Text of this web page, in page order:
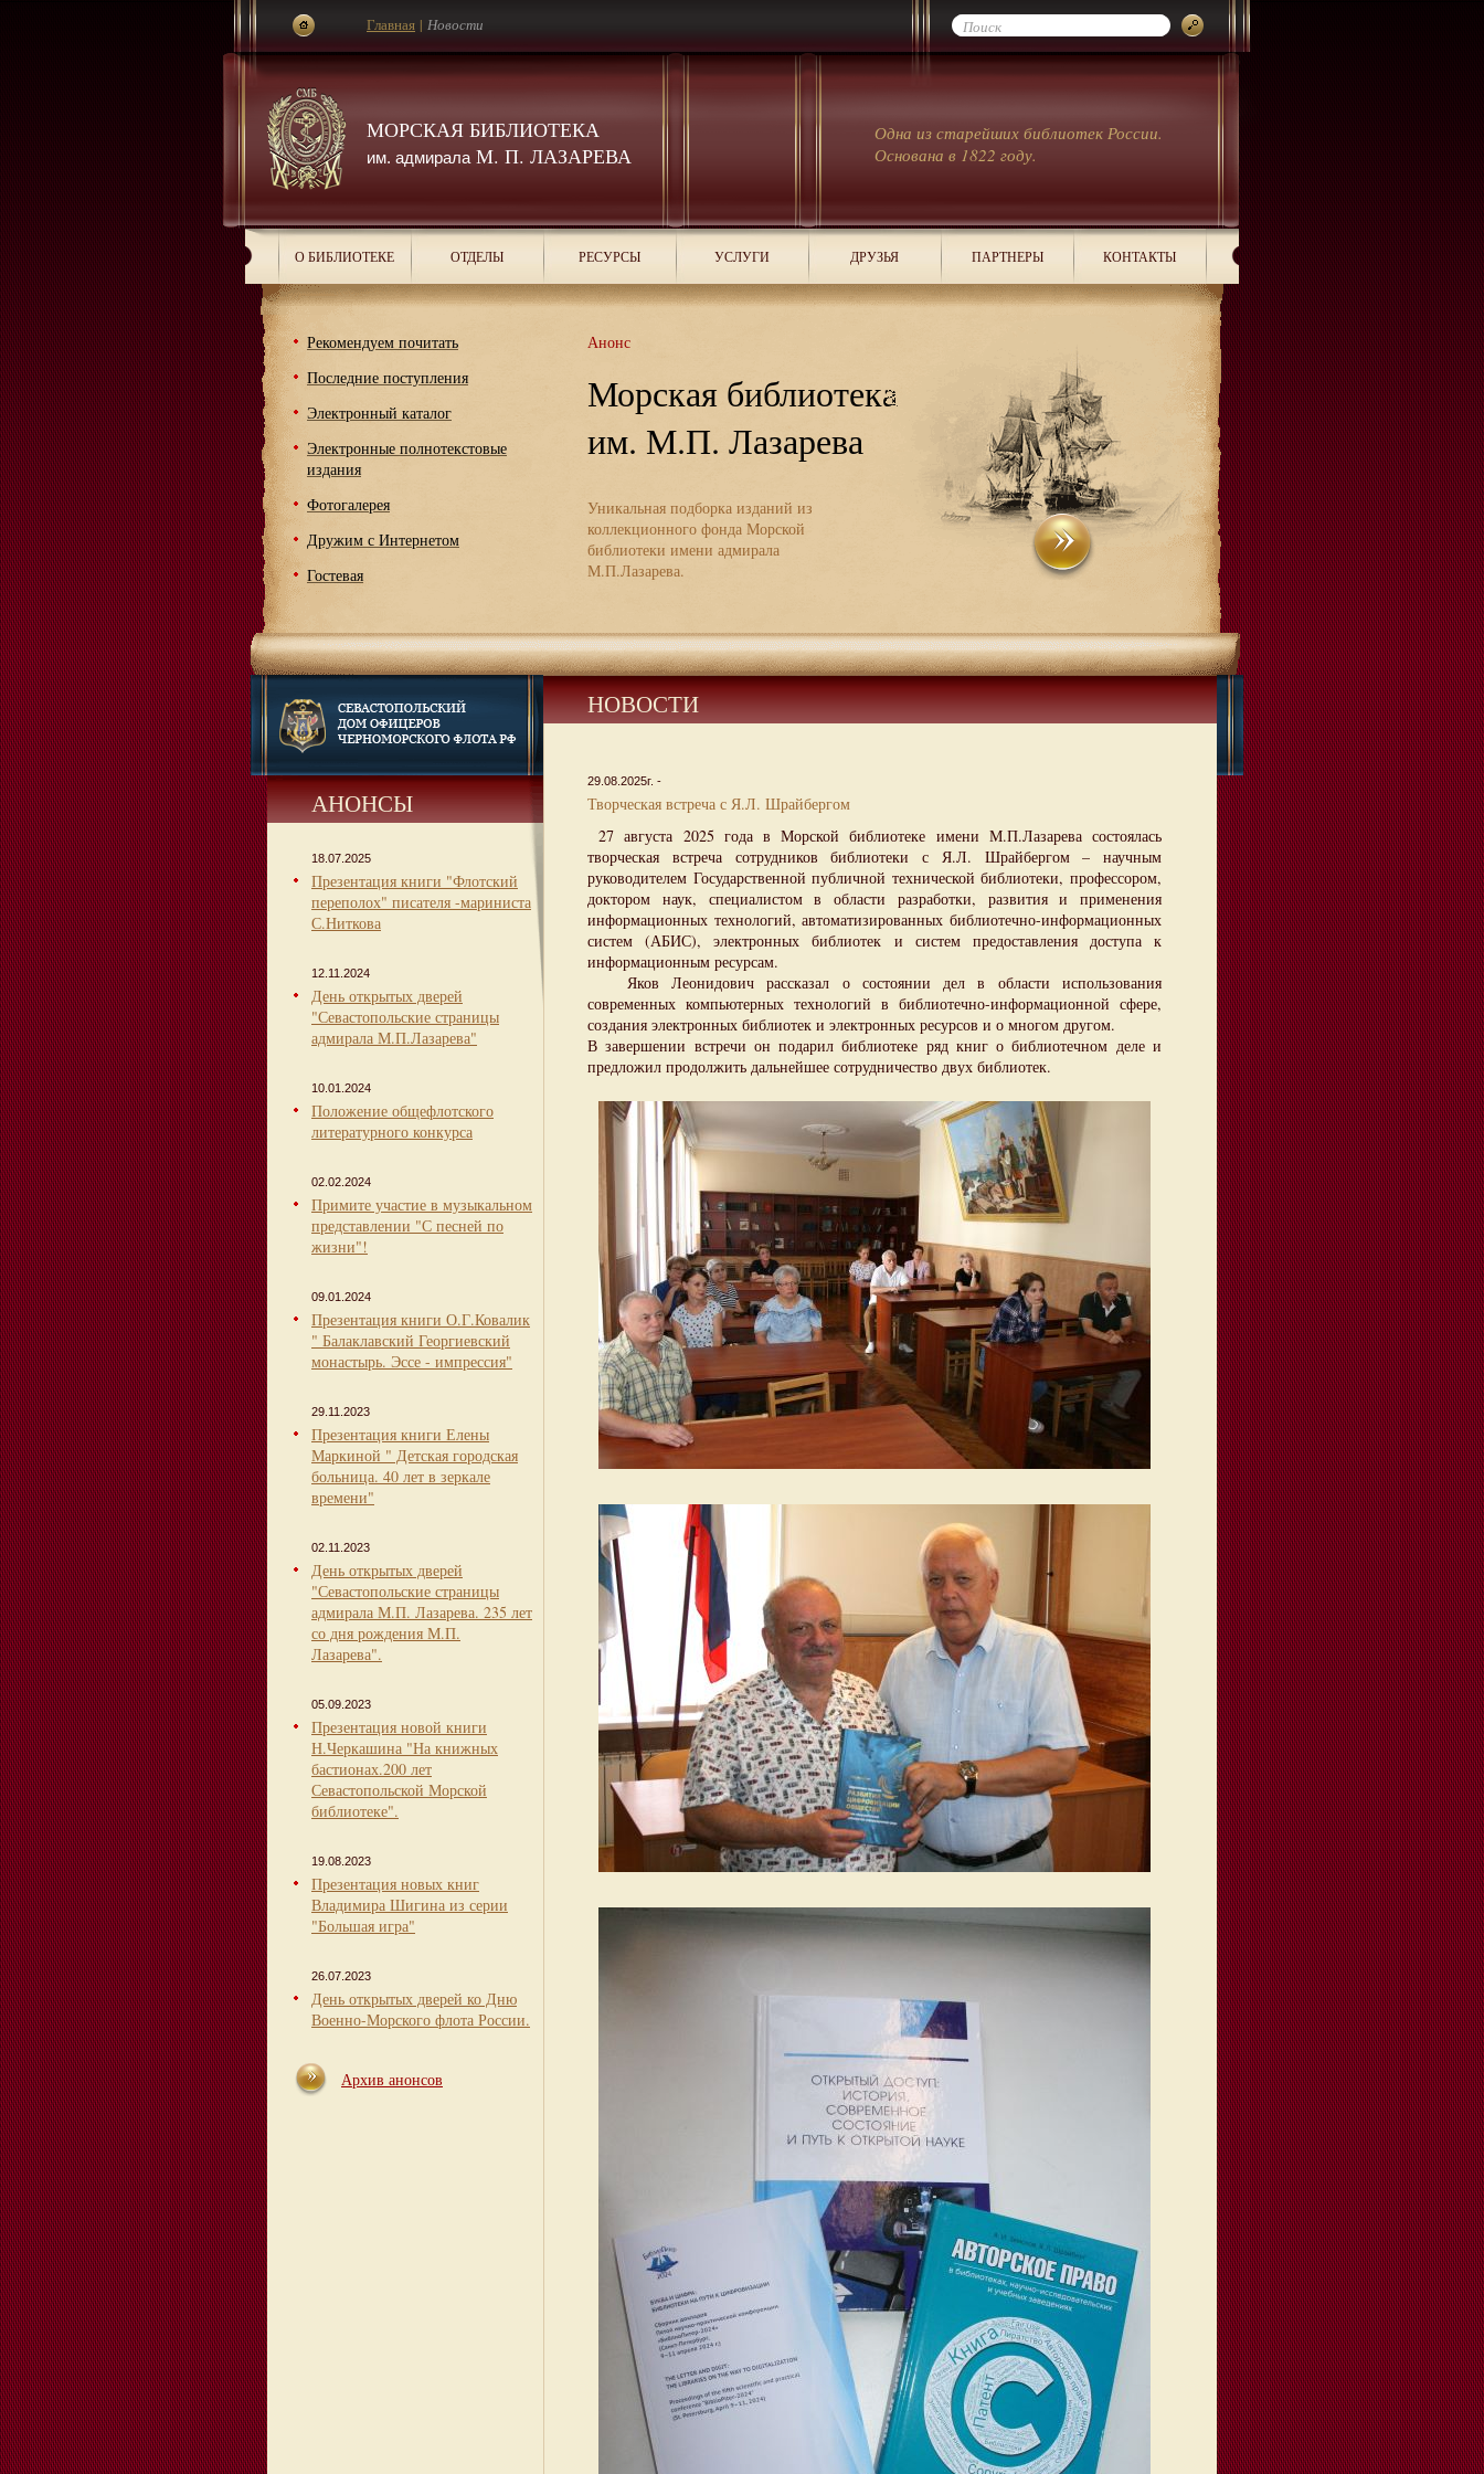
МОРСКАЯ БИБЛИОТЕКА
им. адмиралаМ. П. ЛАЗАРЕВА
Одна из старейших библиотек России.
Основана в 1822 году.
Главная | Новости
О БИБЛИОТЕКЕ ОТДЕЛЫ РЕСУРСЫ УСЛУГИ ДРУЗЬЯ ПАРТНЕРЫ КОНТАКТЫ
Рекомендуем почитать
Последние поступления
Электронный каталог
Электронные полнотекстовые
издания
Фотогалерея
Дружим с Интернетом
Гостевая
Анонс
Морская библиотека
им. М.П. Лазарева
Уникальная подборка изданий из
коллекционного фонда Морской
библиотеки имени адмирала
М.П.Лазарева.
АНОНСЫ
18.07.2025
Презентация книги "Флотский
переполох" писателя -мариниста
С.Ниткова
12.11.2024
День открытых дверей
"Севастопольские страницы
адмирала М.П.Лазарева"
10.01.2024
Положение общефлотского
литературного конкурса
02.02.2024
Примите участие в музыкальном
представлении "С песней по
жизни"!
09.01.2024
Презентация книги О.Г.Ковалик
" Балаклавский Георгиевский
монастырь. Эссе - импрессия"
29.11.2023
Презентация книги Елены
Маркиной " Детская городская
больница. 40 лет в зеркале
времени"
02.11.2023
День открытых дверей
"Севастопольские страницы
адмирала М.П. Лазарева. 235 лет
со дня рождения М.П.
Лазарева".
05.09.2023
Презентация новой книги
Н.Черкашина "На книжных
бастионах.200 лет
Севастопольской Морской
библиотеке".
19.08.2023
Презентация новых книг
Владимира Шигина из серии
"Большая игра"
26.07.2023
День открытых дверей ко Дню
Военно-Морского флота России.
Архив анонсов
НОВОСТИ
29.08.2025г. -
Творческая встреча с Я.Л. Шрайбергом
27 августа 2025 года в Морской библиотеке имени М.П.Лазарева состоялась
творческая встреча сотрудников библиотеки с Я.Л. Шрайбергом – научным
руководителем Государственной публичной технической библиотеки, профессором,
доктором наук, специалистом в области разработки, развития и применения
информационных технологий, автоматизированных библиотечно-информационных
систем (АБИС), электронных библиотек и систем предоставления доступа к
информационным ресурсам.
Яков Леонидович рассказал о состоянии дел в области использования
современных компьютерных технологий в библиотечно-информационной сфере,
создания электронных библиотек и электронных ресурсов и о многом другом.
В завершении встречи он подарил библиотеке ряд книг о библиотечном деле и
предложил продолжить дальнейшее сотрудничество двух библиотек.